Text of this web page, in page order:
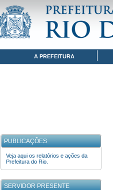
www.rio.rj.gov.br
POLÍTICA DE PRIVACIDADE
A PREFEITURA
PUBLICAÇÕES
Veja aqui os relatórios e ações da
Prefeitura do Rio.
SERVIDOR PRESENTE